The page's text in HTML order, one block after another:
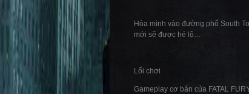
Hòa mình vào đường phố South
mới sẽ được hé lộ…
Lối chơi
Gameplay cơ bản của FATAL